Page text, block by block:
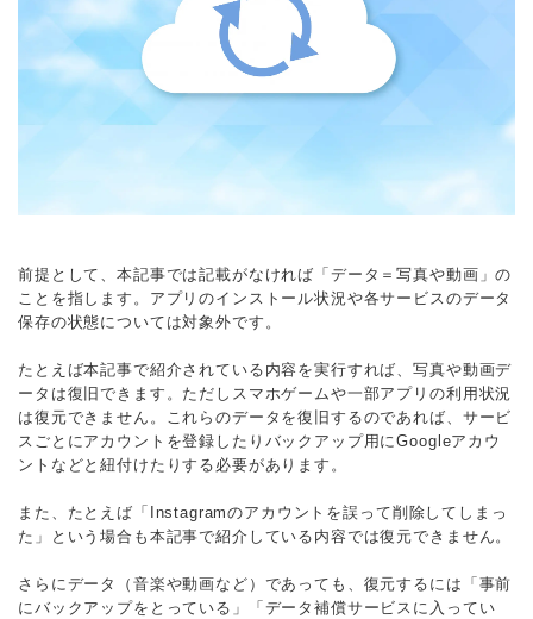
前提として、本記事では記載がなければ「データ＝写真や動画」の
ことを指します。アプリのインストール状況や各サービスのデータ
保存の状態については対象外です。
たとえば本記事で紹介されている内容を実行すれば、写真や動画デ
ータは復旧できます。ただしスマホゲームや一部アプリの利用状況
は復元できません。これらのデータを復旧するのであれば、サービ
スごとにアカウントを登録したりバックアップ用にGoogleアカウ
ントなどと紐付けたりする必要があります。
また、たとえば「Instagramのアカウントを誤って削除してしまっ
た」という場合も本記事で紹介している内容では復元できません。
さらにデータ（音楽や動画など）であっても、復元するには「事前
にバックアップをとっている」「データ補償サービスに入ってい